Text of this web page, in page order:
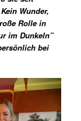
Wunder,
Rolle in
im Dunkeln”
bei